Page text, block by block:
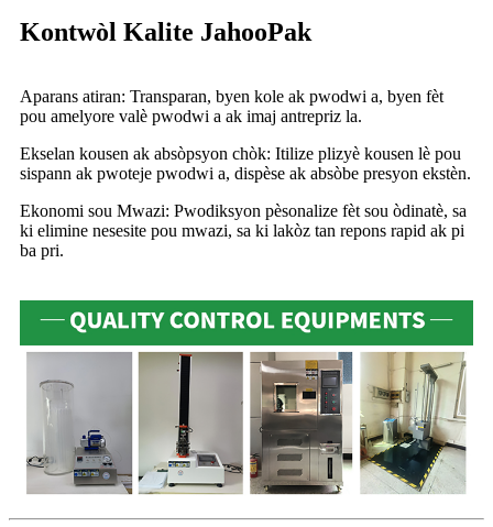
Kontwòl Kalite JahooPak
Aparans atiran: Transparan, byen kole ak pwodwi a, byen fèt
pou amelyore valè pwodwi a ak imaj antrepriz la.
Ekselan kousen ak absòpsyon chòk: Itilize plizyè kousen lè pou
sispann ak pwoteje pwodwi a, dispèse ak absòbe presyon ekstèn.
Ekonomi sou Mwazi: Pwodiksyon pèsonalize fèt sou òdinatè, sa
ki elimine nesesite pou mwazi, sa ki lakòz tan repons rapid ak pi
ba pri.